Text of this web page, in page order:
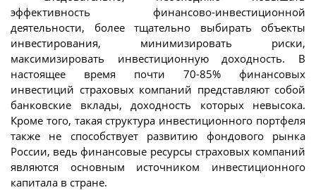
эффективность финансово-инвестиционной
деятельности, более тщательно выбирать объекты
инвестирования, минимизировать риски,
максимизировать инвестиционную доходность. В
настоящее время почти 70-85% финансовых
инвестиций страховых компаний представляют собой
банковские вклады, доходность которых невысока.
Кроме того, такая структура инвестиционного портфеля
также не способствует развитию фондового рынка
России, ведь финансовые ресурсы страховых компаний
являются основным источником инвестиционного
капитала в стране.